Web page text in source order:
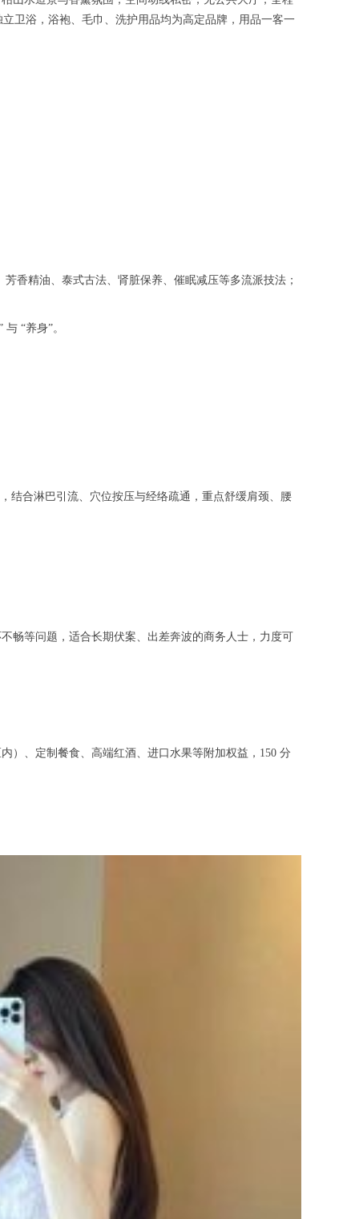
卫浴，浴袍、毛巾、洗护用品均为高定品牌，用品一客一
精油、泰式古法、肾脏保养、催眠减压等多流派技法；
“养身”。
合淋巴引流、穴位按压与经络疏通，重点舒缓肩颈、腰
等问题，适合长期伏案、出差奔波的商务人士，力度可
、定制餐食、高端红酒、进口水果等附加权益，150 分